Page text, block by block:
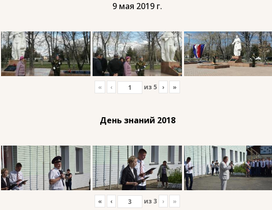
9 мая 2019 г.
« ‹ из 5 › »
День знаний 2018
« ‹ из 3 › »